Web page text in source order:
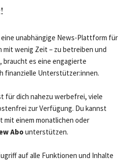
eine unabhängige News-Plattform für
wenig Zeit – zu betreiben und
es eine engagierte
finanzielle Unterstützer:innen.
für dich nahezu werbefrei, viele
zur Verfügung. Du kannst
mit einem monatlichen oder
Abounterstützen.
auf alle Funktionen und Inhalte